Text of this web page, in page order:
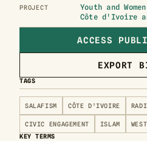
PROJECT
Youth and
Côte d'Ivoire
ACCESS
EXPORT
TAGS
SALAFISM CÔTE D'IVOIRE
CIVIC ENGAGEMENT ISLAM
KEY TERMS